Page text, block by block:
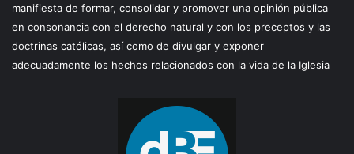
manifiesta de formar, consolidar y promover una opinión pública
en consonancia con el derecho natural y con los preceptos y las
doctrinas católicas, así como de divulgar y exponer
adecuadamente los hechos relacionados con la vida de la Iglesia